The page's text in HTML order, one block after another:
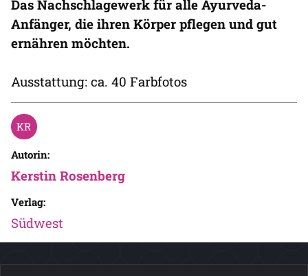
Das Nachschlagewerk für alle Ayurveda-
Anfänger, die ihren Körper pflegen und gut
ernähren möchten.
Ausstattung: ca. 40 Farbfotos
Autorin:
Kerstin Rosenberg
Verlag:
Südwest